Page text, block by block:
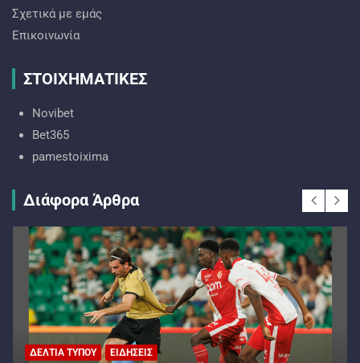
Σχετικά με εμάς
Επικοινωνία
ΣΤΟΙΧΗΜΑΤΙΚΕΣ
Novibet
Bet365
pamestoixima
Διάφορα Άρθρα
ΔΕΛΤΊΑ ΤΎΠΟΥ ΕΙΔΉΣΕΙΣ